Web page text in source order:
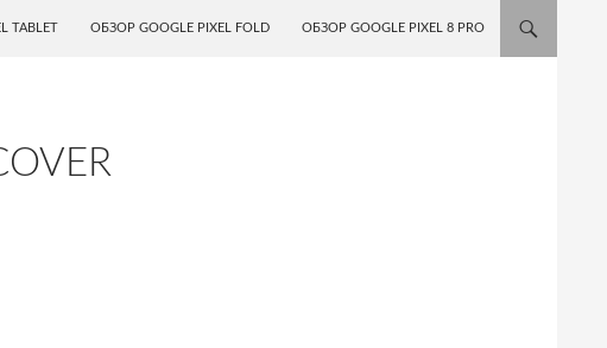
TABLET ОБЗОР GOOGLE PIXEL FOLD ОБЗОР GOOGLE PIXEL 8 PRO